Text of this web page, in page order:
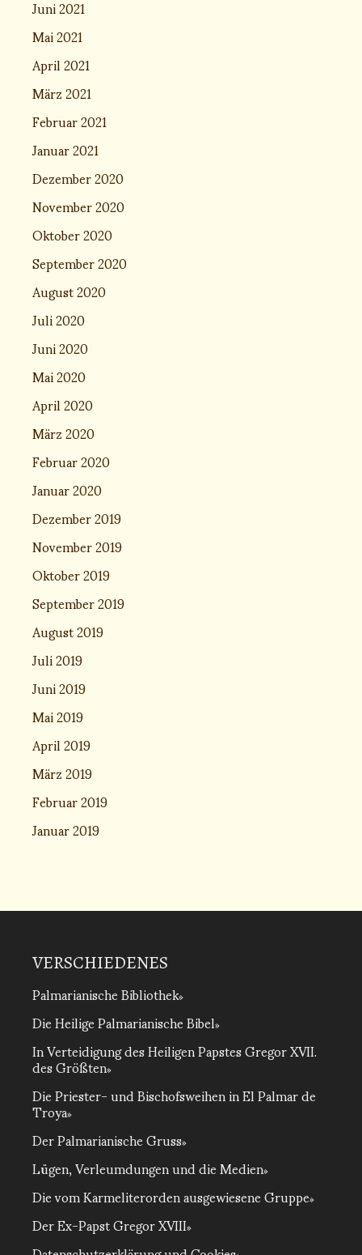
Juni 2021
Mai 2021
April 2021
März 2021
Februar 2021
Januar 2021
Dezember 2020
November 2020
Oktober 2020
September 2020
August 2020
Juli 2020
Juni 2020
Mai 2020
April 2020
März 2020
Februar 2020
Januar 2020
Dezember 2019
November 2019
Oktober 2019
September 2019
August 2019
Juli 2019
Juni 2019
Mai 2019
April 2019
März 2019
Februar 2019
Januar 2019
VERSCHIEDENES
Palmarianische Bibliothek
Die Heilige Palmarianische Bibel
In Verteidigung des Heiligen Papstes Gregor XVII.
des Größten
Die Priester- und Bischofsweihen in El Palmar de
Troya
Der Palmarianische Gruss
Lügen, Verleumdungen und die Medien
Die vom Karmeliterorden ausgewiesene Gruppe
Der Ex-Papst Gregor XVIII